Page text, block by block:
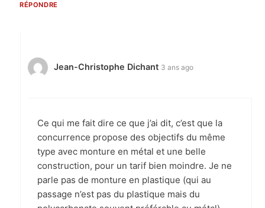
RÉPONDRE
Jean-Christophe Dichant 3 ans ago
Ce qui me fait dire ce que j’ai dit, c’est que la
concurrence propose des objectifs du même
type avec monture en métal et une belle
construction, pour un tarif bien moindre. Je ne
parle pas de monture en plastique (qui au
passage n’est pas du plastique mais du